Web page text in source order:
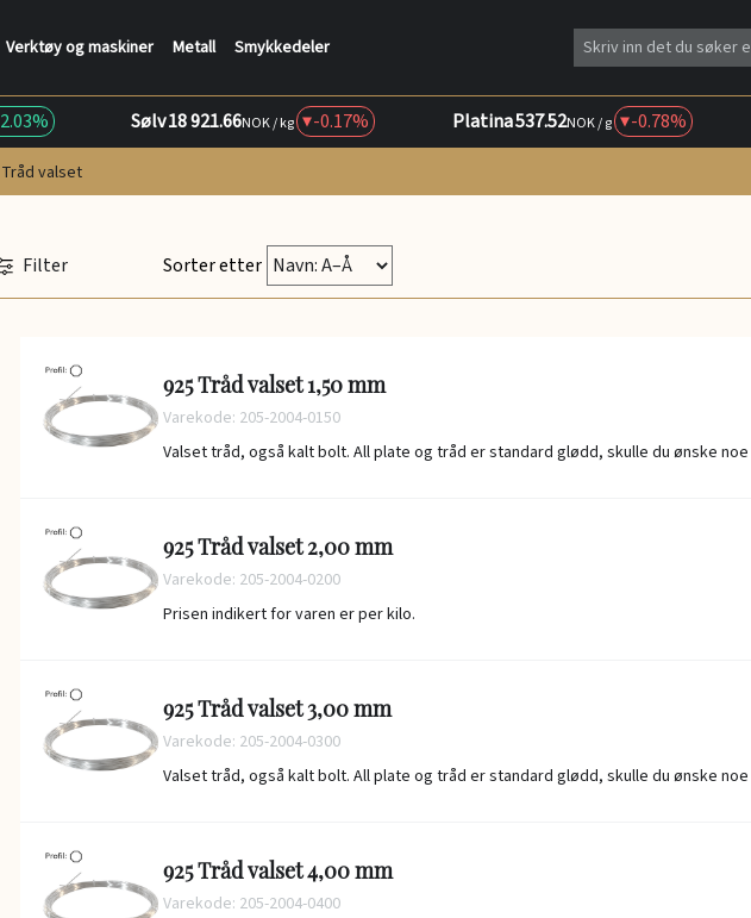
Verktøy og maskiner Metall Smykkedeler
2.03% Sølv18 921.66NOK / kg -0.17% Platina537.52NOK / g -0.78%
Tråd valset
Filter Sorter etter
925 Tråd valset 1,50 mm
Varekode: 205-2004-0150
Valset tråd, også kalt bolt. All plate og tråd er standard glødd, skulle du ønske
925 Tråd valset 2,00 mm
Varekode: 205-2004-0200
Prisen indikert for varen er per kilo.
925 Tråd valset 3,00 mm
Varekode: 205-2004-0300
Valset tråd, også kalt bolt. All plate og tråd er standard glødd, skulle du ønske
925 Tråd valset 4,00 mm
Varekode: 205-2004-0400